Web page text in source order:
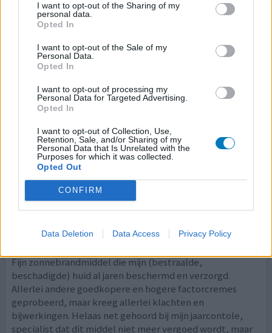
I want to opt-out of the Sharing of my
personal data.
Opted In
I want to opt-out of the Sale of my
Personal Data.
Opted In
I want to opt-out of processing my
Personal Data for Targeted Advertising.
Opted In
I want to opt-out of Collection, Use,
Retention, Sale, and/or Sharing of my
Personal Data that Is Unrelated with the
Purposes for which it was collected.
Opted Out
CONFIRM
Data Deletion Data Access Privacy Policy
bijschrijving stonden en iedere keer als ik verontrustend
het zkh belde kreeg ik te horen dat het normaal was. Ik
plekje was heel klein maar uiteindelijk was de plek mega
groot. Zoveel korsten en er kwam zelfs pus uit! Ik raakte
geef mening
Contralum Ultra
29-04-2015 | Vrouw | 55
avobenzon/kamfer/novantisol
Huidkanker
Hoeveelheid bijwerkingen
Fijn zonnebrandmiddel die mijn (bestraalde,
beschadigde) huid al jaren beschermd en verzorgd.
Allerlei andere goedkopere en hogere factorcremes
geprobeerd, maar kreeg allerlei klachten en
bijwerkingen. Helaas net gehoord bij mijn jaarcontole,
specialist dat dit middel niet meer vergoed wordt, maar